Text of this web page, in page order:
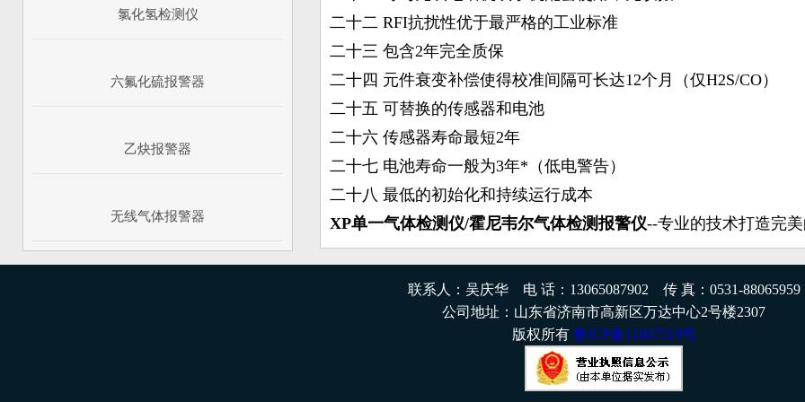
氯化氢检测仪
六氟化硫报警器
乙炔报警器
无线气体报警器
二十二 RFI抗扰性优于最严格的工业标准
二十三 包含2年完全质保
二十四 元件衰变补偿使得校准间隔可长达12个月（仅H2S/CO）
二十五 可替换的传感器和电池
二十六 传感器寿命最短2年
二十七 电池寿命一般为3年*（低电警告）
二十八 最低的初始化和持续运行成本
XP单一气体检测仪/霍尼韦尔气体检测报警仪--专业的技术打造完美
联系人：吴庆华 电 话：13065087902 传 真：0531-88065959
公司地址：山东省济南市高新区万达中心2号楼2307
版权所有 鲁ICP备11007519号